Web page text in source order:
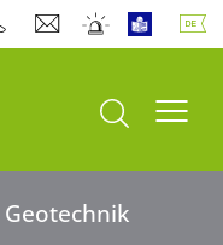
Suche öffnen